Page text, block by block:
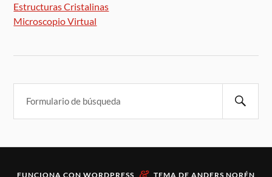
Estructuras Cristalinas
Microscopio Virtual
FUNCIONA CON WORDPRESS TEMA DE ANDERS NORÉN